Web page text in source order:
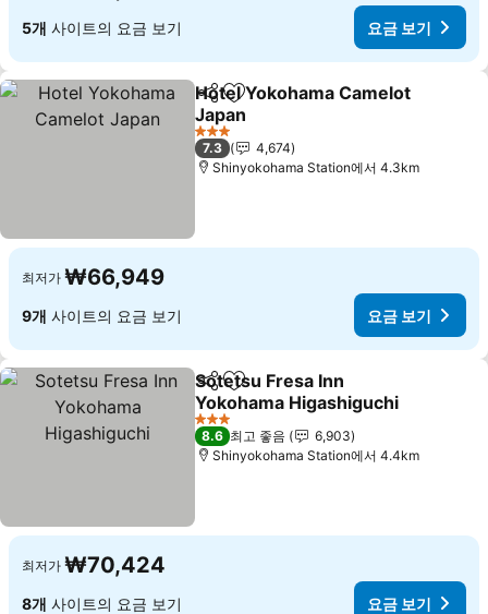
5개 사이트의 요금 보기 요금 보기
공유 즐겨찾기에 추가
Hotel Yokohama Camelot
Japan
요금 보기
3 성급
7.3
4,674
Shinyokohama Station에서 4.3km
최저가 ₩66,949
9개 사이트의 요금 보기 요금 보기
공유 즐겨찾기에 추가
Sotetsu Fresa Inn
Yokohama Higashiguchi
요금 보기
3 성급
8.6 최고 좋음
6,903
Shinyokohama Station에서 4.4km
최저가 ₩70,424
8개 사이트의 요금 보기 요금 보기